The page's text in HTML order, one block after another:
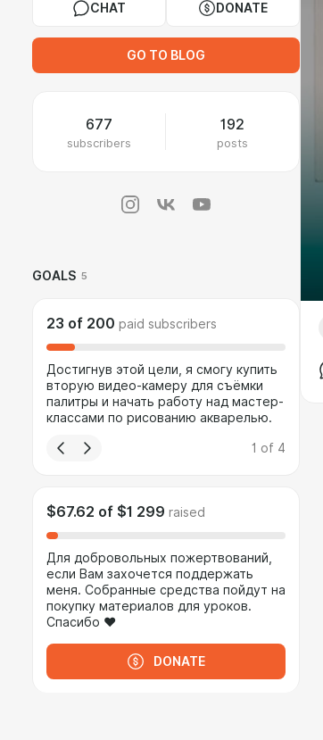
CHAT DONATE
GO TO BLOG
677
subscribers
192
posts
GOALS 5
23 of 200 paid subscribers
Достигнув этой цели, я смогу купить
вторую видео-камеру для съёмки
палитры и начать работу над мастер-
классами по рисованию акварелью.
1 of 4
$67.62 of $1 299 raised
Для добровольных пожертвований,
если Вам захочется поддержать
меня. Собранные средства пойдут на
покупку материалов для уроков.
Спасибо ❤
DONATE